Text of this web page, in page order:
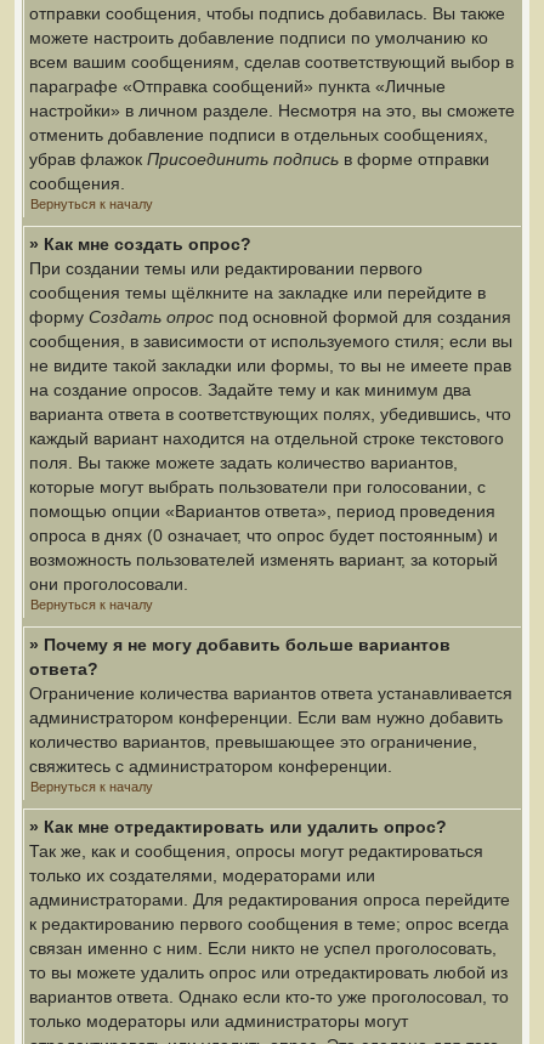
отправки сообщения, чтобы подпись добавилась. Вы также
можете настроить добавление подписи по умолчанию ко
всем вашим сообщениям, сделав соответствующий выбор в
параграфе «Отправка сообщений» пункта «Личные
настройки» в личном разделе. Несмотря на это, вы сможете
отменить добавление подписи в отдельных сообщениях,
убрав флажок Присоединить подпись в форме отправки
сообщения.
Вернуться к началу
» Как мне создать опрос?
При создании темы или редактировании первого
сообщения темы щёлкните на закладке или перейдите в
форму Создать опрос под основной формой для создания
сообщения, в зависимости от используемого стиля; если вы
не видите такой закладки или формы, то вы не имеете прав
на создание опросов. Задайте тему и как минимум два
варианта ответа в соответствующих полях, убедившись, что
каждый вариант находится на отдельной строке текстового
поля. Вы также можете задать количество вариантов,
которые могут выбрать пользователи при голосовании, с
помощью опции «Вариантов ответа», период проведения
опроса в днях (0 означает, что опрос будет постоянным) и
возможность пользователей изменять вариант, за который
они проголосовали.
Вернуться к началу
» Почему я не могу добавить больше вариантов
ответа?
Ограничение количества вариантов ответа устанавливается
администратором конференции. Если вам нужно добавить
количество вариантов, превышающее это ограничение,
свяжитесь с администратором конференции.
Вернуться к началу
» Как мне отредактировать или удалить опрос?
Так же, как и сообщения, опросы могут редактироваться
только их создателями, модераторами или
администраторами. Для редактирования опроса перейдите
к редактированию первого сообщения в теме; опрос всегда
связан именно с ним. Если никто не успел проголосовать,
то вы можете удалить опрос или отредактировать любой из
вариантов ответа. Однако если кто-то уже проголосовал, то
только модераторы или администраторы могут